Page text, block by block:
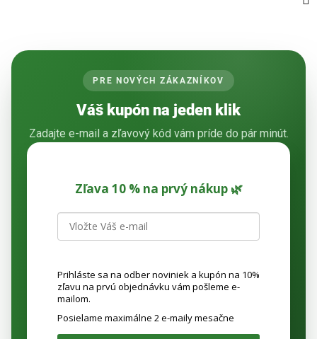
PRE NOVÝCH ZÁKAZNÍKOV
Váš kupón na jeden klik
Zadajte e-mail a zľavový kód vám príde do pár minút.
Zľava 10 % na prvý nákup 🌿
Prihláste sa na odber noviniek a kupón na 10%
zľavu na prvú objednávku vám pošleme e-
mailom.
Posielame maximálne 2 e-maily mesačne